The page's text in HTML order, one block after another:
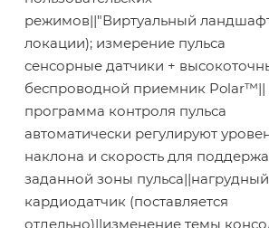
режимов||"Виртуальный
локации); измерение пульса
сенсорные датчики +
беспроводной приемник Polar™||
программа контроля пульса
автоматически регулируют
наклона и скорость для
заданной зоны пульса||нагрудный
кардиодатчик (поставляется
отдельно)||изменение темы